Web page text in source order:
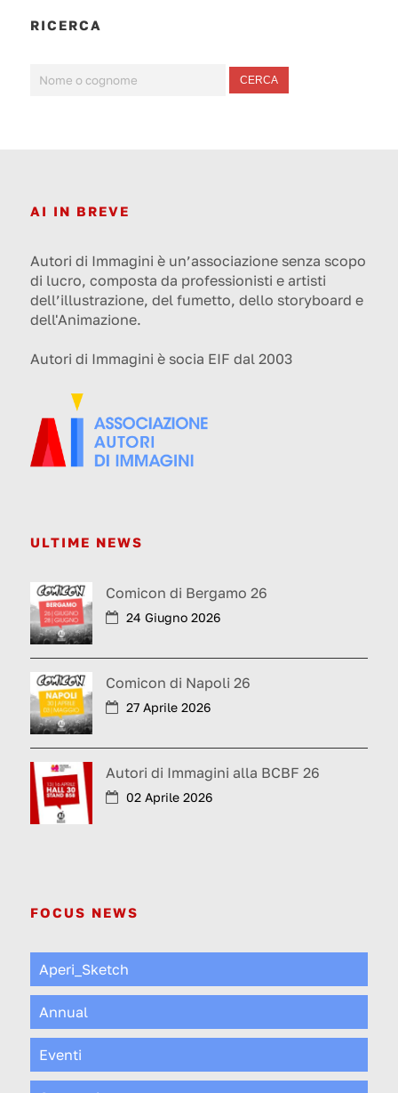
RICERCA
CERCA
AI IN BREVE
Autori di Immagini è un’associazione senza scopo
di lucro, composta da professionisti e artisti
dell’illustrazione, del fumetto, dello storyboard e
dell'Animazione.
Autori di Immagini è socia EIF dal 2003
ULTIME NEWS
Comicon di Bergamo 26
24 Giugno 2026
Comicon di Napoli 26
27 Aprile 2026
Autori di Immagini alla BCBF 26
02 Aprile 2026
FOCUS NEWS
Aperi_Sketch
Annual
Eventi